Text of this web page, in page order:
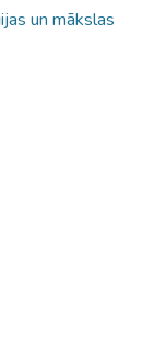
un mākslas